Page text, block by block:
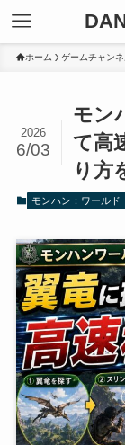
ホーム ゲームチャン
モン
て高
り方
2026
6/03
モンハン：ワールド